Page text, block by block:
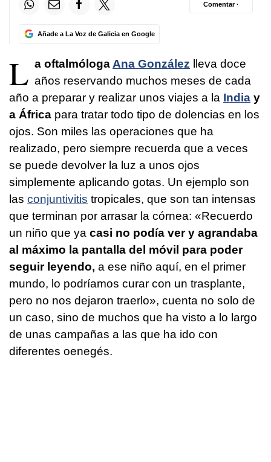
Añade a La Voz de Galicia en Google
Comentar ·
L a oftalmóloga Ana González lleva doce
años reservando muchos meses de cada
año a preparar y realizar unos viajes a la India y
a África para tratar todo tipo de dolencias en los
ojos. Son miles las operaciones que ha
realizado, pero siempre recuerda que a veces
se puede devolver la luz a unos ojos
simplemente aplicando gotas. Un ejemplo son
las conjuntivitis tropicales, que son tan intensas
que terminan por arrasar la córnea: «Recuerdo
un niño que ya casi no podía ver y agrandaba
al máximo la pantalla del móvil para poder
seguir leyendo, a ese niño aquí, en el primer
mundo, lo podríamos curar con un trasplante,
pero no nos dejaron traerlo», cuenta no solo de
un caso, sino de muchos que ha visto a lo largo
de unas campañas a las que ha ido con
diferentes oenegés.